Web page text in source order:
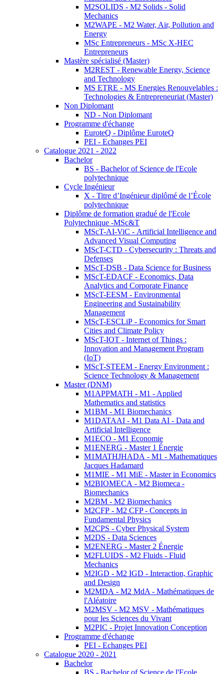
M2SOLIDS - M2 Solids - Solid
Mechanics
M2WAPE - M2 Water, Air, Pollution and
Energy
MSc Entrepreneurs - MSc X-HEC
Entrepreneurs
Mastère spécialisé (Master)
M2REST - Renewable Energy, Science
and Technology
MS ETRE - MS Energies Renouvelables :
Technologies & Entrepreneuriat (Master)
Non Diplomant
ND - Non Diplomant
Programme d'échange
EuroteQ - Diplôme EuroteQ
PEI - Echanges PEI
Catalogue 2021 - 2022
Bachelor
BS - Bachelor of Science de l'Ecole
polytechnique
Cycle Ingénieur
X - Titre d’Ingénieur diplômé de l’École
polytechnique
Diplôme de formation gradué de l'Ecole
Polytechnique -MSc&T
MScT-AI-ViC - Artificial Intelligence and
Advanced Visual Computing
MScT-CTD - Cybersecurity : Threats and
Defenses
MScT-DSB - Data Science for Business
MScT-EDACF - Economics, Data
Analytics and Corporate Finance
MScT-EESM - Environmental
Engineering and Sustainability
Management
MScT-ESCLiP - Economics for Smart
Cities and Climate Policy
MScT-IOT - Internet of Things :
Innovation and Management Program
(IoT)
MScT-STEEM - Energy Environment :
Science Technology & Management
Master (DNM)
M1APPMATH - M1 - Applied
Mathematics and statistics
M1BM - M1 Biomechanics
M1DATAAI - M1 Data AI - Data and
Artificial Intelligence
M1ECO - M1 Economie
M1ENERG - Master 1 Énergie
M1MATHJHADA - M1 - Mathematiques
Jacques Hadamard
M1MIE - M1 MiE - Master in Economics
M2BIOMECA - M2 Biomeca -
Biomechanics
M2BM - M2 Biomechanics
M2CFP - M2 CFP - Concepts in
Fundamental Physics
M2CPS - Cyber Physical System
M2DS - Data Sciences
M2ENERG - Master 2 Énergie
M2FLUIDS - M2 Fluids - Fluid
Mechanics
M2IGD - M2 IGD - Interaction, Graphic
and Design
M2MDA - M2 MdA - Mathématiques de
l'Aléatoire
M2MSV - M2 MSV - Mathématiques
pour les Sciences du Vivant
M2PIC - Projet Innovation Conception
Programme d'échange
PEI - Echanges PEI
Catalogue 2020 - 2021
Bachelor
BS - Bachelor of Science de l'Ecole